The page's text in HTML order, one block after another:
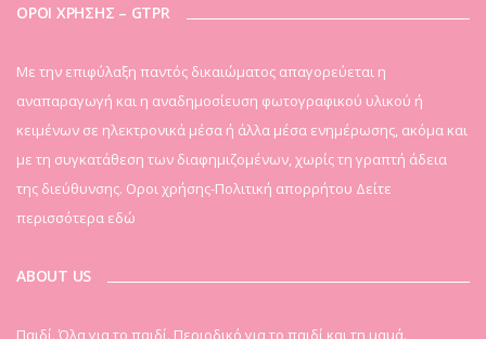
ΟΡΟΙ ΧΡΗΣΗΣ – GTPR
Mε την επιφύλαξη παντός δικαιώματος απαγορεύεται η
αναπαραγωγή και η αναδημοσίευση φωτογραφικού υλικού ή
κειμένων σε ηλεκτρονικά μέσα ή άλλα μέσα ενημέρωσης, ακόμα και
με τη συγκατάθεση των διαφημιζομένων, χωρίς τη γραπτή άδεια
της διεύθυνσης. Οροι χρήσης-Πολιτική απορρήτου Δείτε
περισσότερα εδώ
ABOUT US
Παιδί. Όλα για το παιδί. Περιοδικό για το παιδί και τη μαμά.